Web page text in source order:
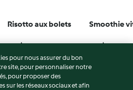
Risotto aux bolets
4.0 (25)
Smoothie
4.0 (1)
pour nous assurer du bon
site, pour personnaliser notre
pour proposer des
sur les réseaux sociaux et afin